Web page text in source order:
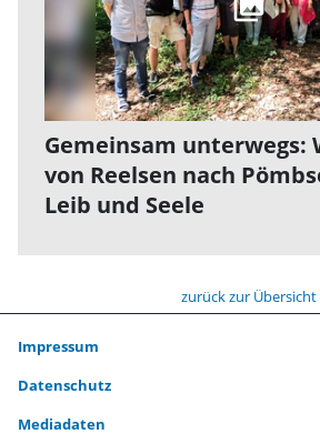
Gemeinsam unterwegs:
von Reelsen nach
Leib und Seele
zurück zur Übersicht
Impressum
Datenschutz
Mediadaten